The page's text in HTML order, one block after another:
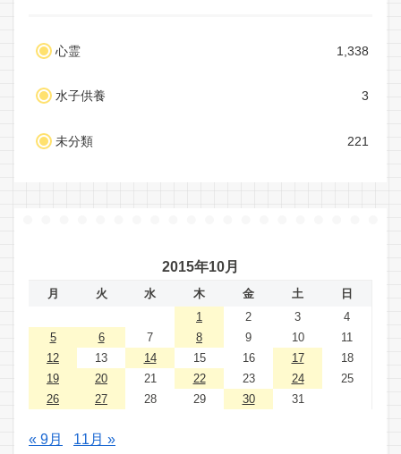
心霊 1,338
水子供養 3
未分類 221
2015年10月
月 火 水 木 金 土
日
1
2 3
4
5
6 7 8 9 10
11
12
13 14 15 16 17
18
19
20 21 22 23 24
25
26
27 28 29 30 31
« 9月 11月 »